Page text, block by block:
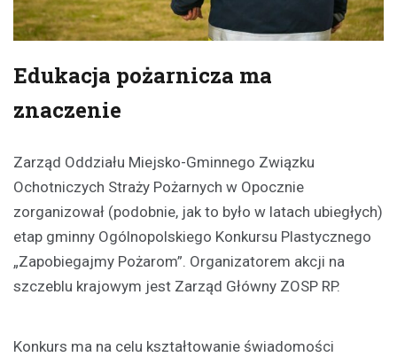
Edukacja pożarnicza ma
znaczenie
Zarząd Oddziału Miejsko-Gminnego Związku
Ochotniczych Straży Pożarnych w Opocznie
zorganizował (podobnie, jak to było w latach ubiegłych)
etap gminny Ogólnopolskiego Konkursu Plastycznego
„Zapobiegajmy Pożarom”. Organizatorem akcji na
szczeblu krajowym jest Zarząd Główny ZOSP RP.
Konkurs ma na celu kształtowanie świadomości